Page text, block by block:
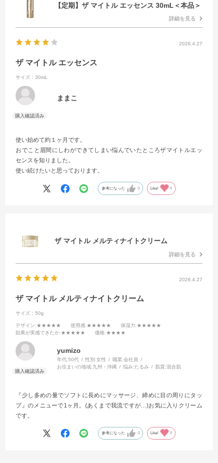
【定期】ザ マイトル エッセンス 30mL＜本品＞
詳細を見る
2026.4.27
ザ マイトル エッセンス
サイズ：30mL
ままこ
使い始めて約１ヶ月です。
おでこと眉間にしわができてしまい悩んでいたところザマイトルエッ
センスを知りました。
使い続けたいと思っております。
参考になった 0 Like! 0
ザ マイトル メルティナイトクリーム
詳細を見る
2026.4.27
ザ マイトル メルティナイトクリーム
サイズ：50g
デザイン:★★★★★ 使用感:★★★★★ 保湿力:★★★★★
効果が実感できたか:★★★★★ 価格:★★★★
yumizo
年代:50代 性別:女性 職業:会社員
お住まいの地域:九州・沖縄 悩み:たるみ 肌質:混合肌
『少し多めの量でソフトに長めにマッサージ、締めに目の周りにタッ
プ』のメニューで1ヶ月。(あくまで我流ですが…)お気に入りクリーム
です。
参考になった 0 Like! 0